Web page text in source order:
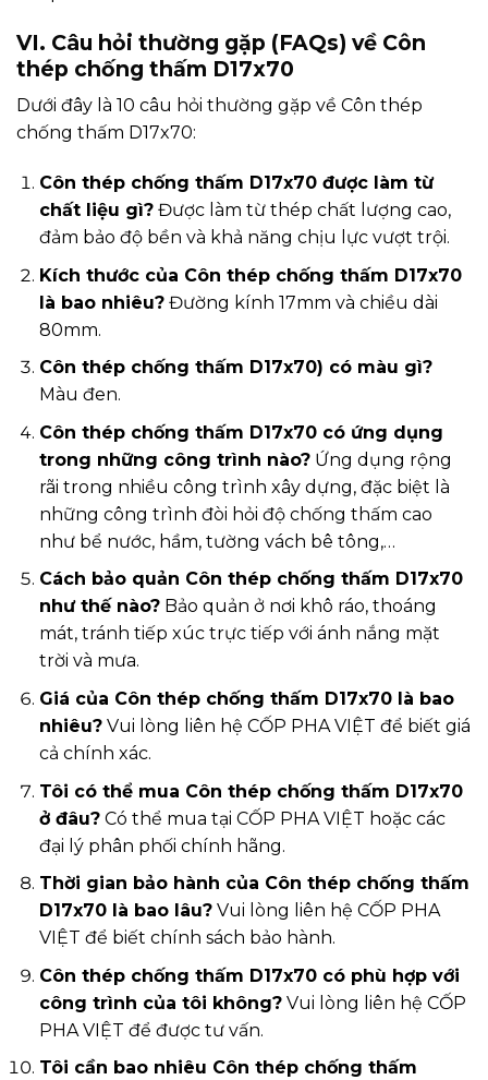
VI. Câu hỏi thường gặp (FAQs) về Côn
thép chống thấm D17x70
Dưới đây là 10 câu hỏi thường gặp về Côn thép
chống thấm D17x70:
Côn thép chống thấm D17x70 được làm từ
chất liệu gì?Được làm từ thép chất lượng cao,
đảm bảo độ bền và khả năng chịu lực vượt trội.
Kích thước của Côn thép chống thấm D17x70
là bao nhiêu?Đường kính 17mm và chiều dài
80mm.
Côn thép chống thấm D17x70) có màu gì?
Màu đen.
Côn thép chống thấm D17x70 có ứng dụng
trong những công trình nào?Ứng dụng rộng
rãi trong nhiều công trình xây dựng, đặc biệt là
những công trình đòi hỏi độ chống thấm cao
như bể nước, hầm, tường vách bê tông,…
Cách bảo quản Côn thép chống thấm D17x70
như thế nào?Bảo quản ở nơi khô ráo, thoáng
mát, tránh tiếp xúc trực tiếp với ánh nắng mặt
trời và mưa.
Giá của Côn thép chống thấm D17x70 là bao
nhiêu?Vui lòng liên hệ CỐP PHA VIỆT để biết giá
cả chính xác.
Tôi có thể mua Côn thép chống thấm D17x70
ở đâu?Có thể mua tại CỐP PHA VIỆT hoặc các
đại lý phân phối chính hãng.
Thời gian bảo hành của Côn thép chống thấm
D17x70 là bao lâu?Vui lòng liên hệ CỐP PHA
VIỆT để biết chính sách bảo hành.
Côn thép chống thấm D17x70 có phù hợp với
công trình của tôi không?Vui lòng liên hệ CỐP
PHA VIỆT để được tư vấn.
Tôi cần bao nhiêu Côn thép chống thấm